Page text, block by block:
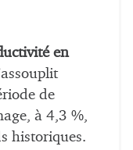
en
de
à 4,3 %,
historiques.